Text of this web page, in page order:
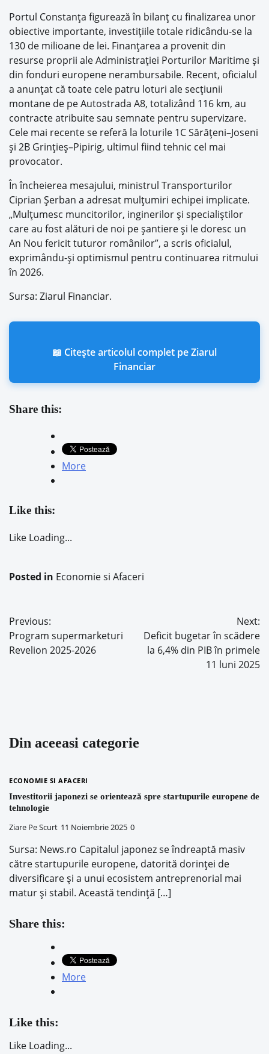
Portul Constanţa figurează în bilanţ cu finalizarea unor
obiective importante, investiţiile totale ridicându-se la
130 de milioane de lei. Finanţarea a provenit din
resurse proprii ale Administraţiei Porturilor Maritime şi
din fonduri europene nerambursabile. Recent, oficialul
a anunţat că toate cele patru loturi ale secţiunii
montane de pe Autostrada A8, totalizând 116 km, au
contracte atribuite sau semnate pentru supervizare.
Cele mai recente se referă la loturile 1C Sărăţeni–Joseni
şi 2B Grinţieş–Pipirig, ultimul fiind tehnic cel mai
provocator.
În încheierea mesajului, ministrul Transporturilor
Ciprian Şerban a adresat mulţumiri echipei implicate.
„Mulţumesc muncitorilor, inginerilor şi specialiştilor
care au fost alături de noi pe şantiere şi le doresc un
An Nou fericit tuturor românilor”, a scris oficialul,
exprimându-şi optimismul pentru continuarea ritmului
în 2026.
Sursa: Ziarul Financiar.
📖 Citește articolul complet pe Ziarul
Financiar
Share this:
More
Like this:
Like Loading...
Posted in Economie si Afaceri
Navigare
în
Previous:
Program supermarketuri
Revelion 2025-2026
Next:
Deficit bugetar în scădere
la 6,4% din PIB în primele
11 luni 2025
Din aceeasi categorie
ECONOMIE SI AFACERI
Investitorii japonezi se orientează spre startupurile europene de
tehnologie
Ziare Pe Scurt 11 Noiembrie 2025 0
Sursa: News.ro Capitalul japonez se îndreaptă masiv
către startupurile europene, datorită dorinței de
diversificare și a unui ecosistem antreprenorial mai
matur și stabil. Această tendință […]
Share this:
More
Like this:
Like Loading...